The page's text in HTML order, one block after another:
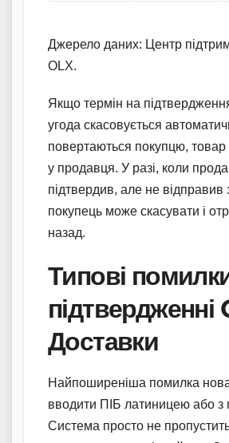
Джерело даних: Центр
OLX.
Якщо термін на
угода скасовується
повертаються покупцю,
у продавця. У разі, коли
підтвердив, але не відправив
покупець може скасувати і
назад.
Типові
підтвердженні
Доставки
Найпоширеніша помилка
вводити ПІБ латиницею або з
Система просто не